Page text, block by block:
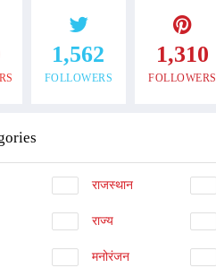
1,562
FOLLOWERS
1,310
FOLLOWERS
राजस्थान
राज्य
मनोरंजन